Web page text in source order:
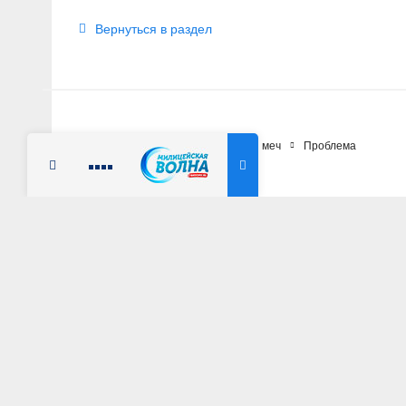
Вернуться в раздел
Публикации Щит и меч Проблема
2396
Радио Милицейская волна